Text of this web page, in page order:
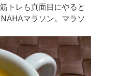
トレも真面目にやると
マラソン。マラソ